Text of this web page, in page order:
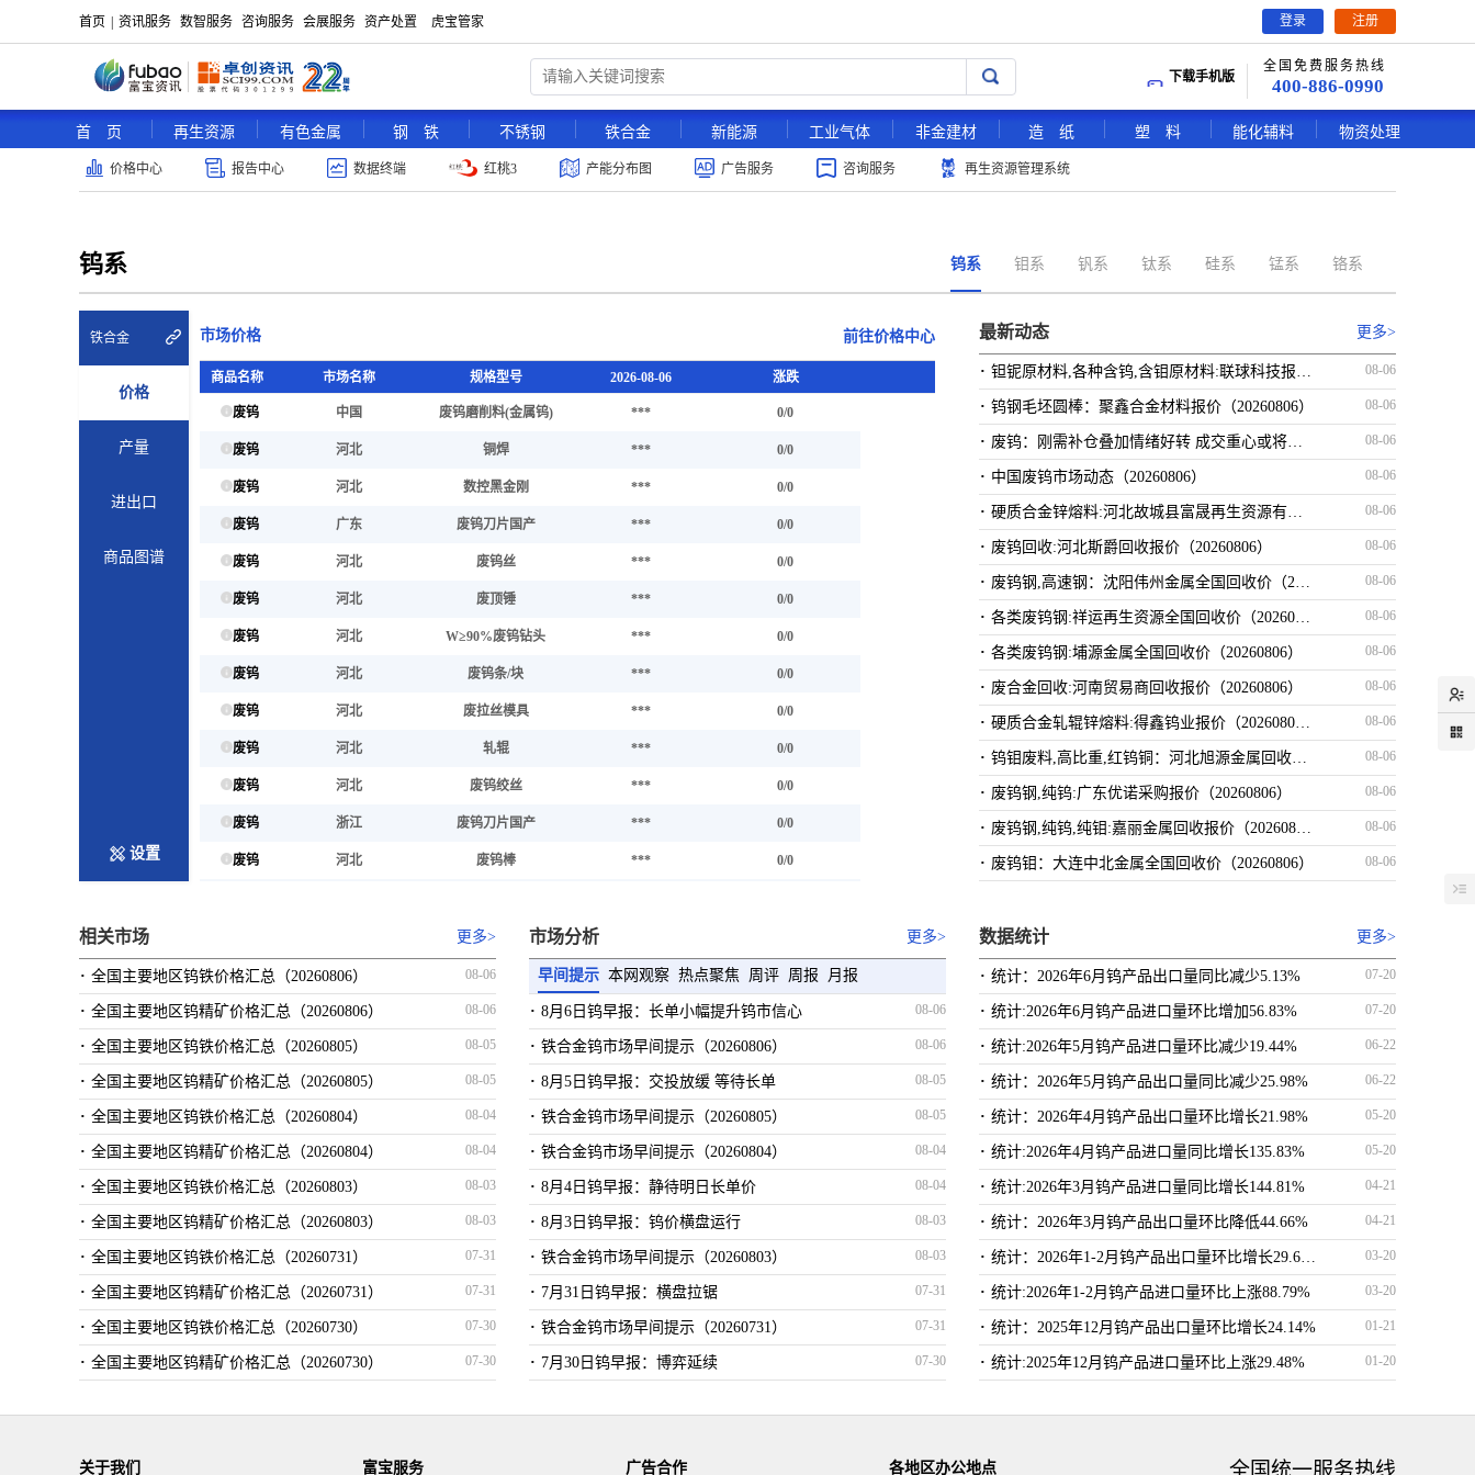
首页 资讯服务 数智服务 咨询服务 会展服务 资产处置 虎宝管家 注册
登录
下载手机版
全国免费服务热线
400-886-0990
首 页 再生资源 有色金属 钢 铁 不锈钢 铁合金 新能源 工业气体 非金建材 造 纸 塑 料 能化辅料 物资处理
价格中心 报告中心 数据终端 红桃3 产能分布图 广告服务 咨询服务 再生资源管理系统
钨系 钨系 钼系 钒系 钛系 硅系 锰系 铬系
铁合金
价格
产量
进出口
商品图谱
设置
市场价格 前往价格中心
商品名称 市场名称 规格型号 2026-08-06 涨跌
废钨 中国 废钨磨削料(金属钨) *** 0/0
废钨 河北 铜焊 *** 0/0
废钨 河北 数控黑金刚 *** 0/0
废钨 广东 废钨刀片国产 *** 0/0
废钨 河北 废钨丝 *** 0/0
废钨 河北 废顶锤 *** 0/0
废钨 河北 W≥90%废钨钻头 *** 0/0
废钨 河北 废钨条/块 *** 0/0
废钨 河北 废拉丝模具 *** 0/0
废钨 河北 轧辊 *** 0/0
废钨 河北 废钨绞丝 *** 0/0
废钨 浙江 废钨刀片国产 *** 0/0
废钨 河北 废钨棒 *** 0/0
废截齿
废钨 河北 红钨铜 *** 0/0
废钨 浙江 废钨钻头/棒材 *** 0/0
废钨 河北 YG8料 ***
废钨 河北 废钨刀片国产 ***
废钨 中国 废钨磨削料(氧化钨) ***
废钨 河北 合金针 ***
废钨 河北 ***
废钨 ***
废钨 浙江 废钨刀片进口 *** 0/0
废钨 河北 废钨电极 *** 0/0
废钨 河北 废球齿 *** 0/0
废钨 广东 废钨钻头/棒材 *** 0/0
***
最新动态 更多>
· 钽铌原材料,各种含钨,含钼原材料:联球科技报价（20260806） 08-06
· 钨钢毛坯圆棒：聚鑫合金材料报价（20260806） 08-06
· 废钨：刚需补仓叠加情绪好转 成交重心或将小幅上扬（20260806） 08-06
· 中国废钨市场动态（20260806） 08-06
· 硬质合金锌熔料:河北故城县富晟再生资源有限公司最新报价（20260806） 08-06
· 废钨回收:河北斯爵回收报价（20260806） 08-06
· 废钨钢,高速钢：沈阳伟州金属全国回收价（20260806） 08-06
· 各类废钨钢:祥运再生资源全国回收价（20260806） 08-06
· 各类废钨钢:埔源金属全国回收价（20260806） 08-06
· 废合金回收:河南贸易商回收报价（20260806） 08-06
· 硬质合金轧辊锌熔料:得鑫钨业报价（20260806） 08-06
· 钨钼废料,高比重,红钨铜：河北旭源金属回收报价（20260806） 08-06
· 废钨钢,纯钨:广东优诺采购报价（20260806） 08-06
· 废钨钢,纯钨,纯钼:嘉丽金属回收报价（20260806） 08-06
· 废钨钼：大连中北金属全国回收价（20260806） 08-06
相关市场 更多>
· 全国主要地区钨铁价格汇总（20260806） 08-06
· 全国主要地区钨精矿价格汇总（20260806） 08-06
· 全国主要地区钨铁价格汇总（20260805） 08-05
· 全国主要地区钨精矿价格汇总（20260805） 08-05
· 全国主要地区钨铁价格汇总（20260804） 08-04
· 全国主要地区钨精矿价格汇总（20260804） 08-04
· 全国主要地区钨铁价格汇总（20260803） 08-03
· 全国主要地区钨精矿价格汇总（20260803） 08-03
· 全国主要地区钨铁价格汇总（20260731） 07-31
· 全国主要地区钨精矿价格汇总（20260731） 07-31
· 全国主要地区钨铁价格汇总（20260730） 07-30
· 全国主要地区钨精矿价格汇总（20260730） 07-30
· 全国主要地区钨铁价格汇总（20260728）
市场分析 更多>
早间提示 本网观察 热点聚焦 周评 周报 月报
· 8月6日钨早报：长单小幅提升钨市信心 08-06
· 铁合金钨市场早间提示（20260806） 08-06
· 8月5日钨早报：交投放缓 等待长单 08-05
· 铁合金钨市场早间提示（20260805） 08-05
· 铁合金钨市场早间提示（20260804） 08-04
· 8月4日钨早报：静待明日长单价 08-04
· 8月3日钨早报：钨价横盘运行 08-03
· 铁合金钨市场早间提示（20260803） 08-03
· 7月31日钨早报：横盘拉锯 07-31
· 铁合金钨市场早间提示（20260731） 07-31
· 7月30日钨早报：博弈延续 07-30
铁合金钨市场早间提示（20260729） 07-29
数据统计 更多>
· 统计：2026年6月钨产品出口量同比减少5.13% 07-20
· 统计:2026年6月钨产品进口量环比增加56.83% 07-20
· 统计:2026年5月钨产品进口量环比减少19.44% 06-22
· 统计：2026年5月钨产品出口量同比减少25.98% 06-22
· 统计：2026年4月钨产品出口量环比增长21.98% 05-20
· 统计:2026年4月钨产品进口量同比增长135.83% 05-20
· 统计:2026年3月钨产品进口量同比增长144.81% 04-21
· 统计：2026年3月钨产品出口量环比降低44.66% 04-21
· 统计：2026年1-2月钨产品出口量环比增长29.62% 03-20
· 统计:2026年1-2月钨产品进口量环比上涨88.79% 03-20
· 统计：2025年12月钨产品出口量环比增长24.14% 01-21
· 统计:2025年12月钨产品进口量环比上涨29.48% 01-20
· 统计:2025年11月钨产品出口量环比下滑2.21% 12-22
关于我们 富宝服务 广告合作 各地区办公地点 全国统一服务热线